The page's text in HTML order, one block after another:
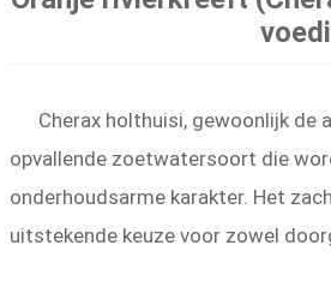
Cherax holthuisi, gewoonlijk de
opvallende zoetwatersoort die
onderhoudsarme karakter. Het
uitstekende keuze voor zowel